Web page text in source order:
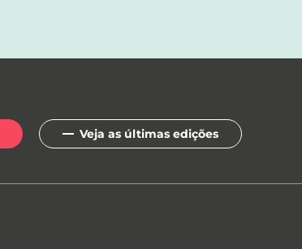
Veja as últimas edições